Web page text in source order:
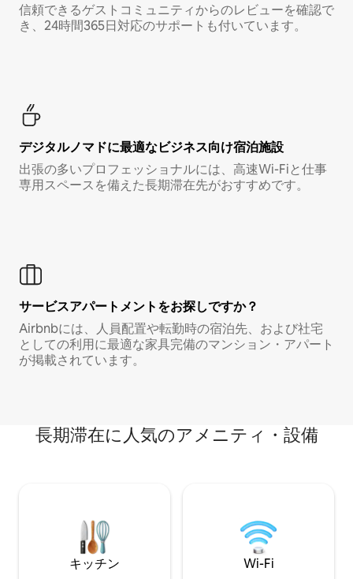
信頼できるゲストコミュニティからのレビューを確認で
き、24時間365日対応のサポートも付いています。
デジタルノマド⁠に最⁠適⁠なビ⁠ジ⁠ネ⁠ス⁠向⁠け宿⁠泊⁠施⁠設
出張の多いプロフェッショナルには、高速Wi-Fiと仕事
専用スペースを備えた長期滞在先がおすすめです。
サービスアパートメントをお探しですか？
Airbnbには、人員配置や転勤時の宿泊先、および社宅
としての利用に最適な家具完備のマンション・アパート
が掲載されています。
長期滞在に人気のアメニティ・設備
キッチン Wi-Fi